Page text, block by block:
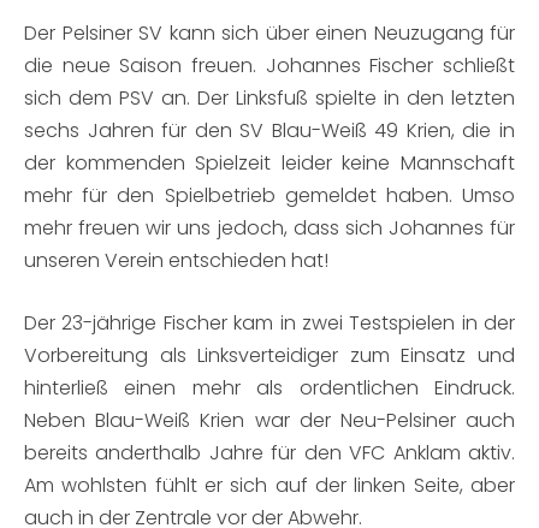
Der Pelsiner SV kann sich über einen Neuzugang für
die neue Saison freuen. Johannes Fischer schließt
sich dem PSV an. Der Linksfuß spielte in den letzten
sechs Jahren für den SV Blau-Weiß 49 Krien, die in
der kommenden Spielzeit leider keine Mannschaft
mehr für den Spielbetrieb gemeldet haben. Umso
mehr freuen wir uns jedoch, dass sich Johannes für
unseren Verein entschieden hat!
Der 23-jährige Fischer kam in zwei Testspielen in der
Vorbereitung als Linksverteidiger zum Einsatz und
hinterließ einen mehr als ordentlichen Eindruck.
Neben Blau-Weiß Krien war der Neu-Pelsiner auch
bereits anderthalb Jahre für den VFC Anklam aktiv.
Am wohlsten fühlt er sich auf der linken Seite, aber
auch in der Zentrale vor der Abwehr.